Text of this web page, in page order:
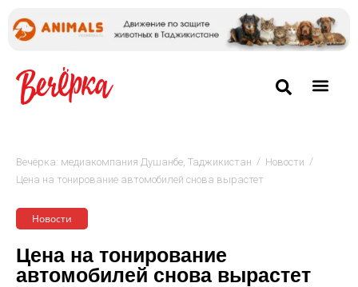
Вечёрка: медиакомпания Душанбе, Таджикистан / Новости /
Цена на тонирование автомобилей снова вырастет
Новости
Цена на тонирование
автомобилей снова вырастет